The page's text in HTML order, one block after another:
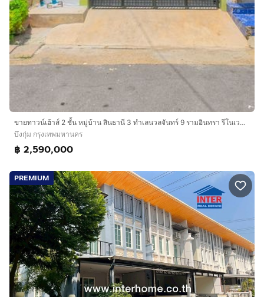
ขายทาวน์เฮ้าส์ 2 ชั้น หมู่บ้าน สินธานี 3 ทำเลนวลจันทร์ 9 รามอินทรา รีโนเวทใหม่พร้อมอยู่
บึงกุ่ม กรุงเทพมหานคร
฿ 2,590,000
PREMIUM